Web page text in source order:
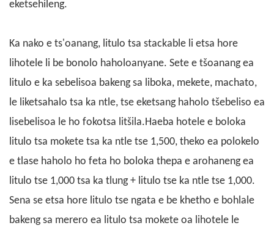
eketsehileng.
Ka nako e ts'oanang, litulo tsa stackable li etsa hore
lihotele li be bonolo haholoanyane. Sete e tšoanang ea
litulo e ka sebelisoa bakeng sa liboka, mekete, machato,
le liketsahalo tsa ka ntle, tse eketsang haholo tšebeliso ea
lisebelisoa le ho fokotsa litšila.Haeba hotele e boloka
litulo tsa mokete tsa ka ntle tse 1,500, theko ea polokelo
e tlase haholo ho feta ho boloka thepa e arohaneng ea
litulo tse 1,000 tsa ka tlung + litulo tse ka ntle tse 1,000.
Sena se etsa hore litulo tse ngata e be khetho e bohlale
bakeng sa merero ea litulo tsa mokete oa lihotele le